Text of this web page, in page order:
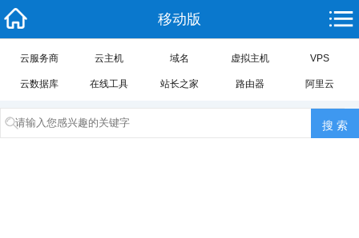
移动版
云服务商 云主机 域名 虚拟主机 VPS
云数据库 在线工具 站长之家 路由器 阿里云